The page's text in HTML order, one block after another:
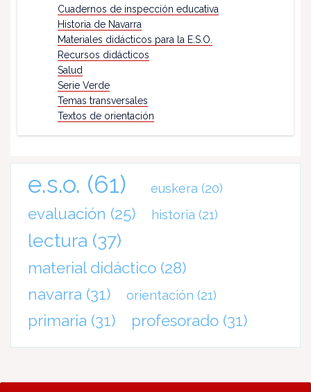
Cuadernos de inspección educativa
Historia de Navarra
Materiales didácticos para la E.S.O.
Recursos didácticos
Salud
Serie Verde
Temas transversales
Textos de orientación
e.s.o. (61) euskera (20)
evaluación (25) historia (21)
lectura (37)
material didáctico (28)
navarra (31) orientación (21)
primaria (31) profesorado (31)